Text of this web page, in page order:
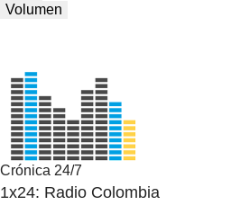
Volumen
Crónica 24/7
1x24: Radio Colombia